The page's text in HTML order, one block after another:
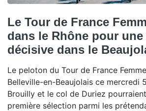
Le Tour de France
dans le Rhône pour une
décisive dans le
Le peloton du Tour de France
Belleville-en-Beaujolais ce mercredi
Brouilly et le col de Duriez
première sélection parmi les